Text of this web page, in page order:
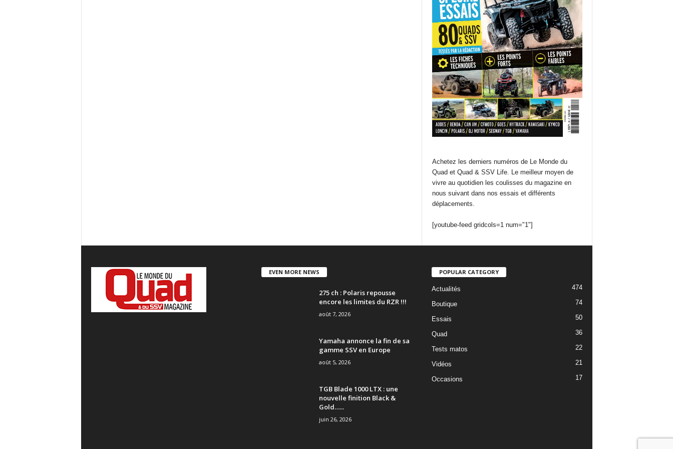
Achetez les derniers numéros de Le Monde du
Quad et Quad & SSV Life. Le meilleur moyen de
vivre au quotidien les coulisses du magazine en
nous suivant dans nos essais et différents
déplacements.
[youtube-feed gridcols=1 num="1"]
EVEN MORE NEWS
275 ch : Polaris repousse
encore les limites du RZR !!!
août 7, 2026
Yamaha annonce la fin de sa
gamme SSV en Europe
août 5, 2026
TGB Blade 1000 LTX : une
nouvelle finition Black &
Gold…...
juin 26, 2026
POPULAR CATEGORY
Actualités 474
Boutique 74
Essais 50
Quad 36
Tests matos 22
Vidéos 21
Occasions 17